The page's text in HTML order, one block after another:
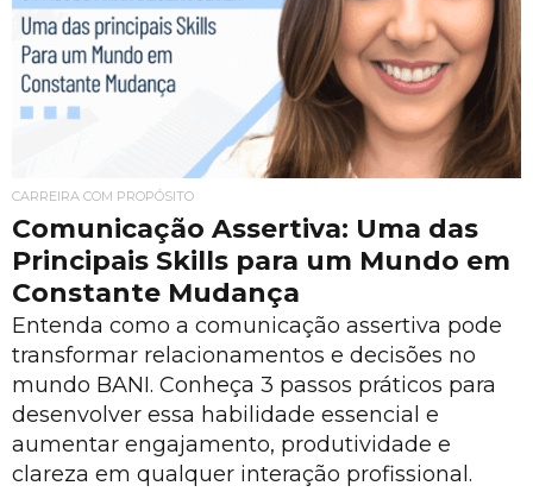
CARREIRA COM PROPÓSITO
Comunicação Assertiva: Uma das
Principais Skills para um Mundo em
Constante Mudança
Entenda como a comunicação assertiva pode
transformar relacionamentos e decisões no
mundo BANI. Conheça 3 passos práticos para
desenvolver essa habilidade essencial e
aumentar engajamento, produtividade e
clareza em qualquer interação profissional.